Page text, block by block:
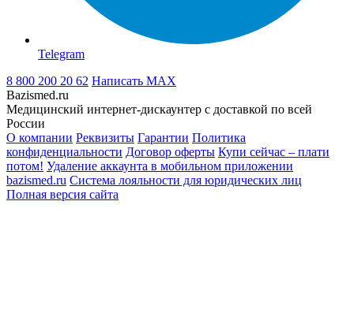
Telegram
8 800 200 20 62 Написать MAX
Bazismed.ru
Медицинский интернет-дискаунтер с доставкой по всей
России
О компании Реквизиты Гарантии Политика
конфиденциальности Договор оферты Купи сейчас – плати
потом! Удаление аккаунта в мобильном приложении
bazismed.ru Система лояльности для юридических лиц
Полная версия сайта